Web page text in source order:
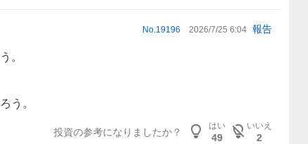
No. 19196 2026/7/25 6:04 報告
。
う。
投資の参考になりましたか？
はい
49
いいえ
2